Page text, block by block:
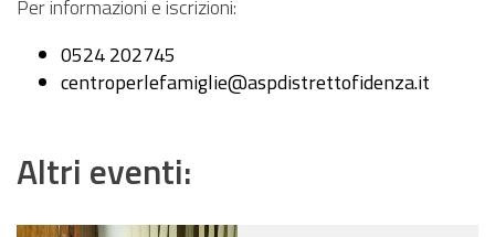
Per informazioni e iscrizioni:
0524 202745
centroperlefamiglie@aspdistrettofidenza.it
Altri eventi: